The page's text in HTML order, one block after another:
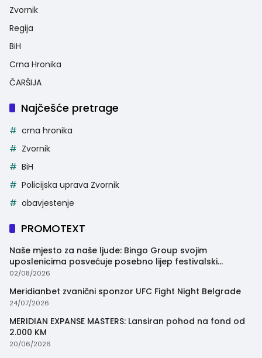
Zvornik
Regija
BiH
Crna Hronika
ČARŠIJA
Najčešće pretrage
crna hronika
Zvornik
BiH
Policijska uprava Zvornik
obavjestenje
PROMOTEXT
Naše mjesto za naše ljude: Bingo Group svojim
uposlenicima posvećuje posebno lijep festivalski
trenutak
02/08/2026
Meridianbet zvanični sponzor UFC Fight Night Belgrade
24/07/2026
MERIDIAN EXPANSE MASTERS: Lansiran pohod na fond od
2.000 KM
20/06/2026